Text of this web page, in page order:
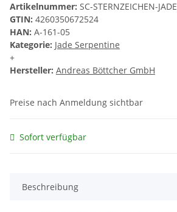
Artikelnummer: SC-STERNZEICHEN-JADE
GTIN: 4260350672524
HAN: A-161-05
Kategorie: Jade Serpentine
+
Hersteller: Andreas Böttcher GmbH
Preise nach Anmeldung sichtbar
Sofort verfügbar
Beschreibung